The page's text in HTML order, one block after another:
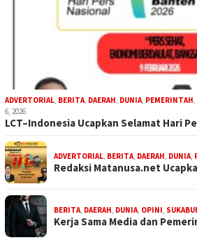
ADVERTORIAL, BERITA, DAERAH, DUNIA, PEMERINTAH,
6, 2026
LCT–Indonesia Ucapkan Selamat Hari
ADVERTORIAL, BERITA, DAERAH, DUNIA,
Redaksi Matanusa.net
BERITA, DAERAH, DUNIA, OPINI,
Kerja Sama Media dan